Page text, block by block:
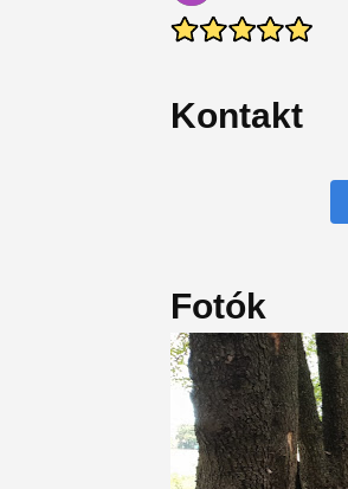
Kontakt
Fotók